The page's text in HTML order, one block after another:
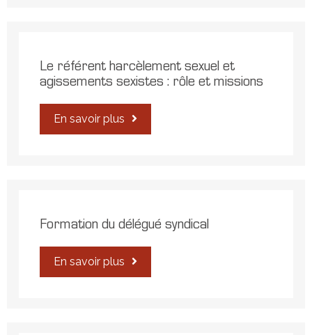
Le référent harcèlement sexuel et
agissements sexistes : rôle et missions
En savoir plus
Formation du délégué syndical
En savoir plus